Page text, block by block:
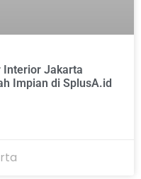
Interior Jakarta
Impian di SplusA.id